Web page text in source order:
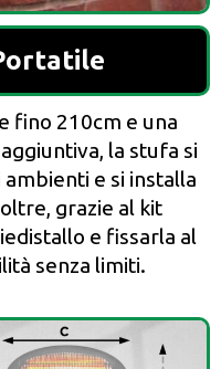
fino 210cm e una
la stufa si
e si installa
grazie al kit
e fissarla al
senza limiti.